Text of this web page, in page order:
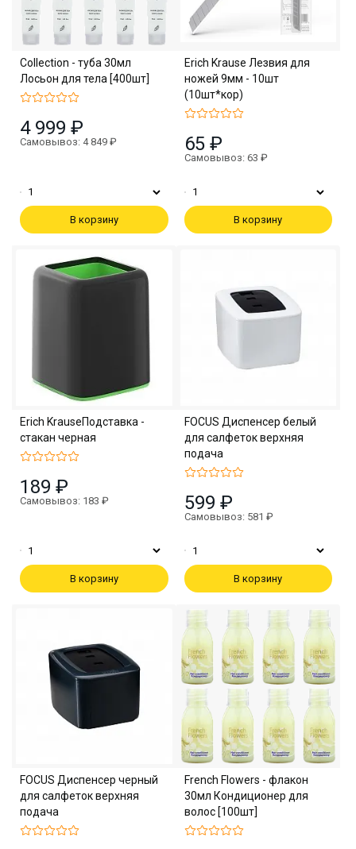
Collection - туба 30мл
Лосьон для тела [400шт]
4 999 ₽
Самовывоз: 4 849 ₽
В корзину
Erich Krause Лезвия для
ножей 9мм - 10шт
(10шт*кор)
65 ₽
Самовывоз: 63 ₽
В корзину
Erich KrauseПодставка -
стакан черная
189 ₽
Самовывоз: 183 ₽
В корзину
FOCUS Диспенсер белый
для салфеток верхняя
подача
599 ₽
Самовывоз: 581 ₽
В корзину
FOCUS Диспенсер черный
для салфеток верхняя
подача
French Flowers - флакон
30мл Кондиционер для
волос [100шт]